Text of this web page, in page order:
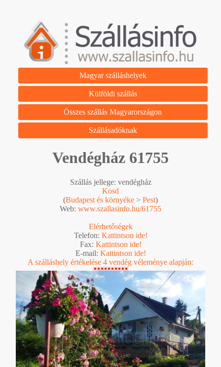
Magyar szálláshelyek
Külföldi szállás
Összes szállás Magyarországon
Szállásadóknak
Vendégház 61755
Szállás jellege: vendégház
Kosd
(Budapest és környéke > Pest)
Web: www.szallasinfo.hu/61755
Elérhetőségek
Telefon: Kattintson ide!
Fax: Kattintson ide!
E-mail: Kattintson ide!
A szálláshely értékelése 4 vendég véleménye alapján: